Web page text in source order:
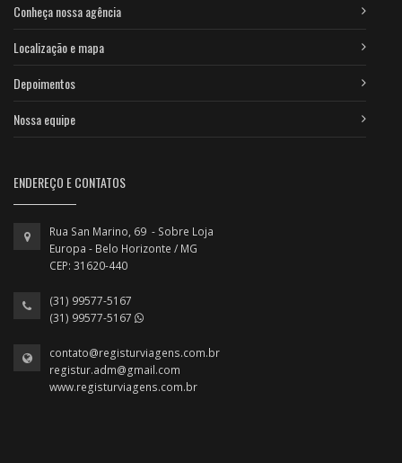
Conheça nossa agência
Localização e mapa
Depoimentos
Nossa equipe
ENDEREÇO E CONTATOS
Rua San Marino, 69 - Sobre Loja
Europa - Belo Horizonte / MG
CEP: 31620-440
(31) 99577-5167
(31) 99577-5167
contato@registurviagens.com.br
registur.adm@gmail.com
www.registurviagens.com.br